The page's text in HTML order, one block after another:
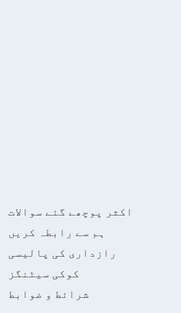
اکثر پوچھے گئے سوالات
ہم سے رابطہ کریں
رازداری کی پالیسی
کوکی سیٹنگز
شرائط و ضوابط